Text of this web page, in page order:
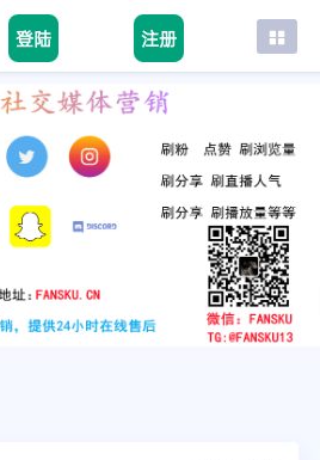
登陆 注册
首页
tiktok
youtube
instagram